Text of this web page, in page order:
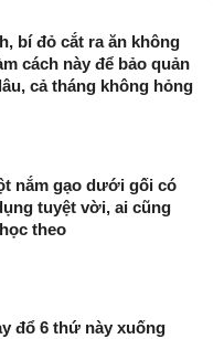
bí đỏ cắt ra ăn không
cách này để bảo quản
cả tháng không hỏng
nắm gạo dưới gối có
tuyệt vời, ai cũng
theo
đổ 6 thứ này xuống